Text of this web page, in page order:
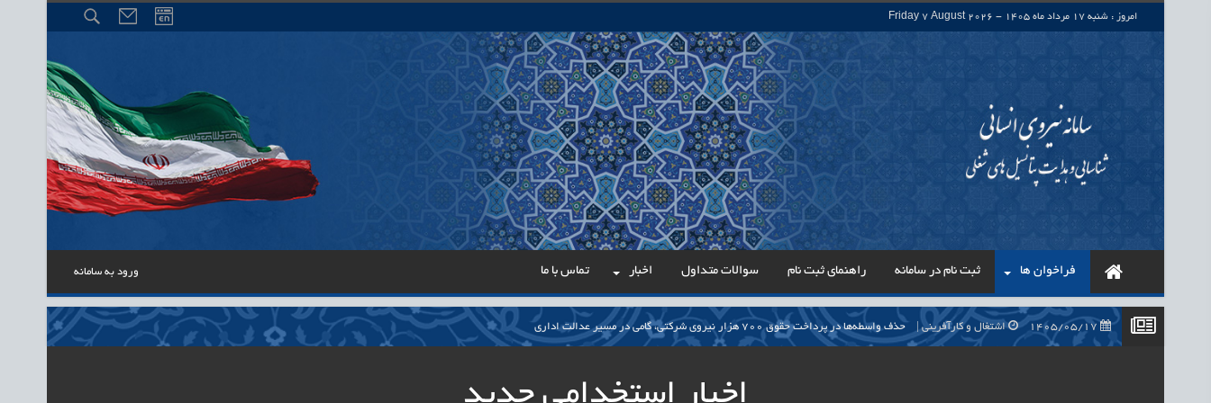
امروز : شنبه 17 مرداد ماه 1405 - Friday 7 August 2026
فراخوان ها ثبت نام در سامانه راهنمای ثبت نام سوالات متداول اخبار تماس با ما ورود به سامانه
اشتغال و کارآفرینی حذف واسطه‌ها در پرداخت حقوق ۷۰۰ هزار نیروی شرکتی، گامی در مسیر عدالت اداری